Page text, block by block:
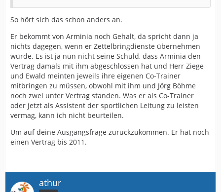
So hört sich das schon anders an.
Er bekommt von Arminia noch Gehalt, da spricht dann ja
nichts dagegen, wenn er Zettelbringdienste übernehmen
würde. Es ist ja nun nicht seine Schuld, dass Arminia den
Vertrag damals mit ihm abgeschlossen hat und Herr Ziege
und Ewald meinten jeweils ihre eigenen Co-Trainer
mitbringen zu müssen, obwohl mit ihm und Jörg Böhme
noch zwei unter Vertrag standen. Was er als Co-Trainer
oder jetzt als Assistent der sportlichen Leitung zu leisten
vermag, kann ich nicht beurteilen.
Um auf deine Ausgangsfrage zurückzukommen. Er hat noch
einen Vertrag bis 2011.
athur